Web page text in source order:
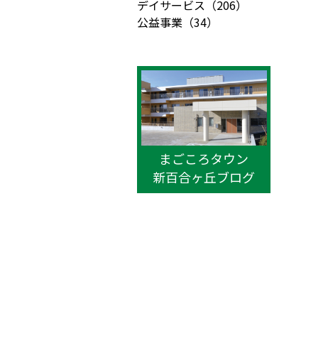
デイサービス （206）
公益事業 （34）
まごころタウン
新百合ヶ丘ブログ